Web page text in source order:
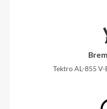
Tektro AL-855 V-